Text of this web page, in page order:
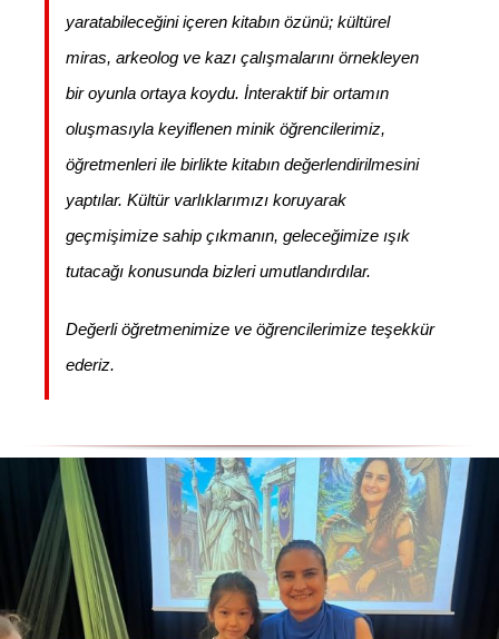
yaratabileceğini içeren kitabın özünü; kültürel
miras, arkeolog ve kazı çalışmalarını örnekleyen
bir oyunla ortaya koydu. İnteraktif bir ortamın
oluşmasıyla keyiflenen minik öğrencilerimiz,
öğretmenleri ile birlikte kitabın değerlendirilmesini
yaptılar. Kültür varlıklarımızı koruyarak
geçmişimize sahip çıkmanın, geleceğimize ışık
tutacağı konusunda bizleri umutlandırdılar.
Değerli öğretmenimize ve öğrencilerimize teşekkür
ederiz.